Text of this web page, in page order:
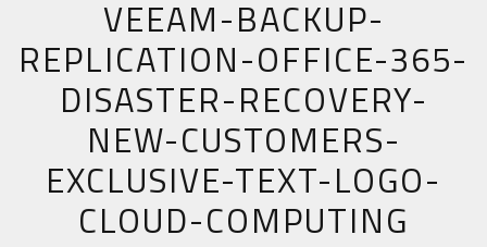
VEEAM-BACKUP-
REPLICATION-OFFICE-365-
DISASTER-RECOVERY-
NEW-CUSTOMERS-
EXCLUSIVE-TEXT-LOGO-
CLOUD-COMPUTING